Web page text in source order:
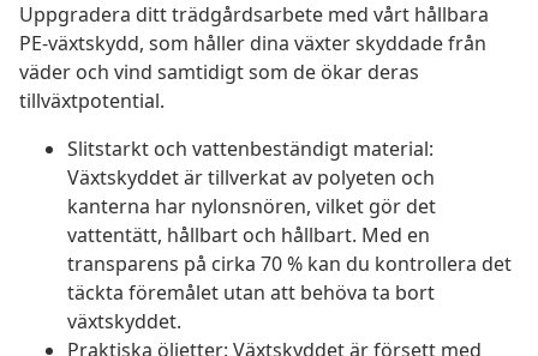
Uppgradera ditt trädgårdsarbete med vårt hållbara
PE-växtskydd, som håller dina växter skyddade från
väder och vind samtidigt som de ökar deras
tillväxtpotential.
Slitstarkt och vattenbeständigt material:
Växtskyddet är tillverkat av polyeten och
kanterna har nylonsnören, vilket gör det
vattentätt, hållbart och hållbart. Med en
transparens på cirka 70 % kan du kontrollera det
täckta föremålet utan att behöva ta bort
växtskyddet.
Praktiska öljetter: Växtskyddet är försett med